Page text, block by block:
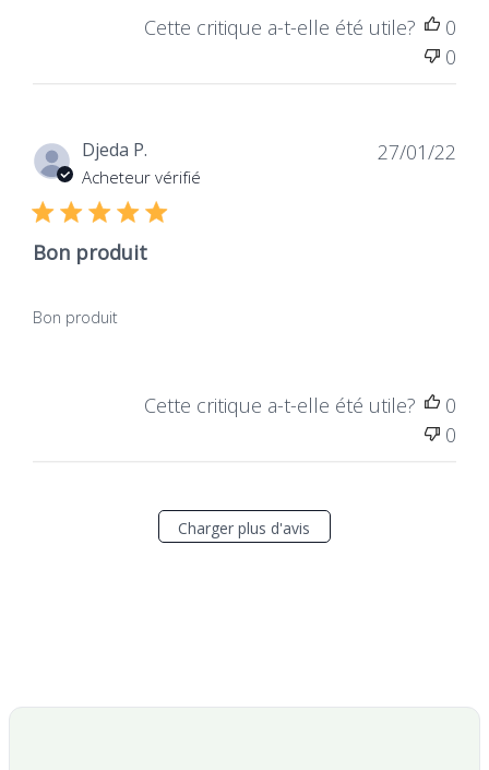
Cette critique a-t-elle été utile?
0
0
Djeda P.
Acheteur vérifié
Bon produit
Bon produit
27/01/22
Cette critique a-t-elle été utile?
0
0
Charger plus d'avis